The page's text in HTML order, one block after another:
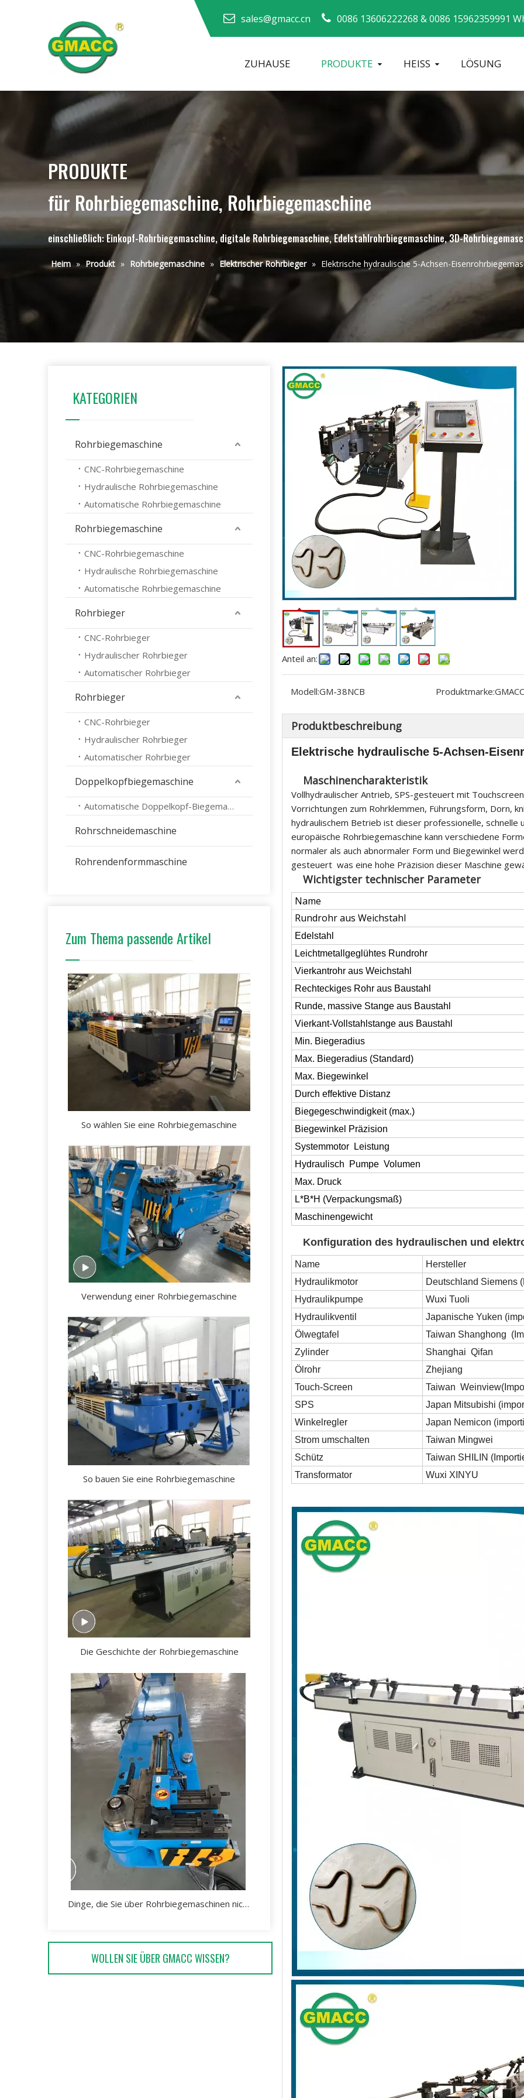
sales@gmacc.cn 0086 13606222268 &0086 15962359991
ZUHAUSE PRODUKTE HEISS LÖSUNG
PRODUKTE
für Rohrbiegemaschine, Rohrbiegemaschine
einschließlich: Einkopf-Rohrbiegemaschine, digitale Rohrbiegemaschine, Edelstahlrohrbiegemaschine, 3D-
Heim » Produkt » Rohrbiegemaschine » Elektrischer Rohrbieger » Elektrische hydraulische 5-Achsen-
KATEGORIEN
Rohrbiegemaschine
CNC-Rohrbiegemaschine
Hydraulische Rohrbiegemaschine
Automatische Rohrbiegemaschine
Rohrbiegemaschine
CNC-Rohrbiegemaschine
Hydraulische Rohrbiegemaschine
Automatische Rohrbiegemaschine
Rohrbieger
CNC-Rohrbieger
Hydraulischer Rohrbieger
Automatischer Rohrbieger
Rohrbieger
CNC-Rohrbieger
Hydraulischer Rohrbieger
Automatischer Rohrbieger
Doppelkopfbiegemaschine
Automatische Doppelkopf-Biegemaschine
Rohrschneidemaschine
Rohrendenformmaschine
Zum Thema passende Artikel
So wählen Sie eine Rohrbiegemaschine
Verwendung einer Rohrbiegemaschine
So bauen Sie eine Rohrbiegemaschine
Die Geschichte der Rohrbiegemaschine
Dinge, die Sie über Rohrbiegemaschinen nicht wissen
WOLLEN SIE ÜBER GMACC WISSEN?
Anteil an:
Modell:GM-38NCB Produktmarke:GMACC
Produktbeschreibung
Elektrische hydraulische 5-Achsen-
Maschinencharakteristik
Vollhydraulischer Antrieb, SPS-gesteuert mit
Vorrichtungen zum Rohrklemmen, Führungsform, Dorn,
hydraulischem Betrieb ist dieser professionelle,
europäische Rohrbiegemaschine kann verschiedene
normaler als auch abnormaler Form und Biegewinkel
gesteuert was eine hohe Präzision dieser Maschine
Wichtigster technischer Parameter
Name
Rundrohr aus Weichstahl
Edelstahl
Leichtmetallgeglühtes Rundrohr
Vierkantrohr aus Weichstahl
Rechteckiges Rohr aus Baustahl
Runde, massive Stange aus Baustahl
Vierkant-Vollstahlstange aus Baustahl
Min. Biegeradius
Max. Biegeradius (Standard)
Max. Biegewinkel
Durch effektive Distanz
Biegegeschwindigkeit (max.)
Biegewinkel Präzision
Systemmotor Leistung
Hydraulisch Pumpe Volumen
Max. Druck
L*B*H (Verpackungsmaß)
Maschinengewicht
Konfiguration des hydraulischen und
Name
Hersteller
Hydraulikmotor
Deutschland Siemens
Hydraulikpumpe
Wuxi Tuoli
Hydraulikventil
Japanische Yuken
Ölwegtafel
Taiwan Shanghong
Zylinder
Shanghai Qifan
Ölrohr
Zhejiang
Touch-Screen
Taiwan
SPS
Japan Mitsubishi
Winkelregler
Japan Nemicon
Strom umschalten
Taiwan Mingwei
Schütz
Taiwan SHILIN
Transformator
Wuxi XINYU